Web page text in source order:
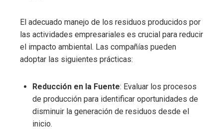
El adecuado manejo de los residuos producidos por
las actividades empresariales es crucial para reducir
el impacto ambiental. Las compañías pueden
adoptar las siguientes prácticas:
Reducción en la Fuente: Evaluar los procesos
de producción para identificar oportunidades de
disminuir la generación de residuos desde el
inicio.